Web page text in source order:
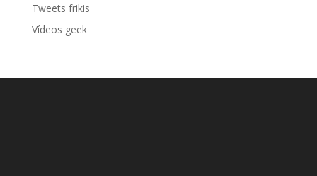
Tweets frikis
Vídeos geek